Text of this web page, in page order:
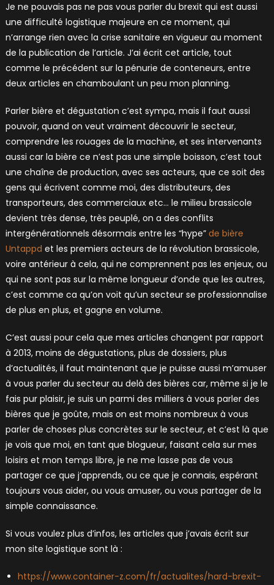
Je ne pouvais pas ne pas vous parler du brexit qui est aussi
une difficulté logistique majeure en ce moment, qui
n’arrange rien avec la crise sanitaire en vigueur au moment
de la publication de l’article. J’ai écrit cet article, tout
comme le précédent sur la pénurie de conteneurs, entre
deux articles en chamboulant un peu mon planning.
Parler bière et dégustation c’est sympa, mais il faut aussi
pouvoir, quand on veut vraiment découvrir le secteur,
comprendre les rouages de la machine, et ses intervenants
aussi car la bière ce n’est pas une simple boisson, c’est tout
une chaîne de production, avec ses acteurs, que ce soit des
gens qui écrivent comme moi, des distributeurs, des
transporteurs, des commerciaux etc… le milieu brassicole
devient très dense, très peuplé, on a des conflits
intergénérationnels désormais entre les “hype” de bière
Untappd et les premiers acteurs de la révolution brassicole,
voire antérieur à cela, qui ne comprennent pas les enjeux, ou
qui ne sont pas sur la même longueur d’onde que les autres,
c’est comme ca qu’on voit qu’un secteur se professionnalise
de plus en plus, et gagne en volume.
C’est aussi pour cela que mes articles changent par rapport
à 2013, moins de dégustations, plus de dossiers, plus
d’actualités, il faut maintenant que je puisse aussi m’amuser
à vous parler du secteur au delà des bières car, même si je le
fais pur plaisir, je suis un parmi des milliers à vous parler des
bières que je goûte, mais on est moins nombreux à vous
parler de choses plus concrètes sur le secteur, et c’est là que
je vois que moi, en tant que blogueur, faisant cela sur mes
loisirs et mon temps libre, je ne me lasse pas de vous
partager ce que j’apprends, ou ce que je connais, espérant
toujours vous aider, ou vous amuser, ou vous partager de la
simple connaissance.
Si vous voulez plus d’infos, les articles que j’avais écrit sur
mon site logistique sont là :
https://www.container-z.com/fr/actualites/hard-brexit-